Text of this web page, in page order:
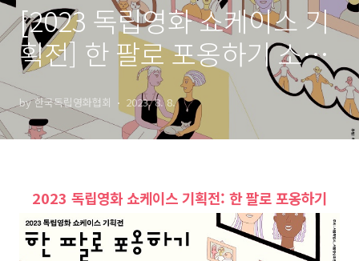
[2023 독립영화 쇼케이스 기
획전] 한 팔로 포옹하기 소책
자
by 한국독립영화협회 2023. 8. 8.
2023 독립영화 쇼케이스 기획전: 한 팔로 포옹하기